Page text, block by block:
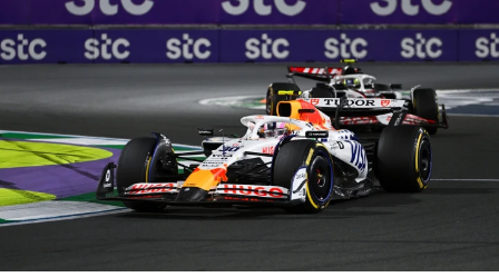
HISTORIE GP
PROFILY JEZDCŮ
PROFILY TÝMŮ
ROZHOVORY
OSTATNÍ